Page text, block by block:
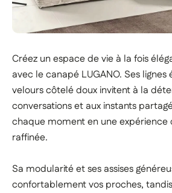
Créez un espace de vie à la fois
avec le canapé LUGANO. Ses lignes
velours côtelé doux invitent à la
conversations et aux instants
chaque moment en une expérience
raffinée.
Sa modularité et ses assises
confortablement vos proches,